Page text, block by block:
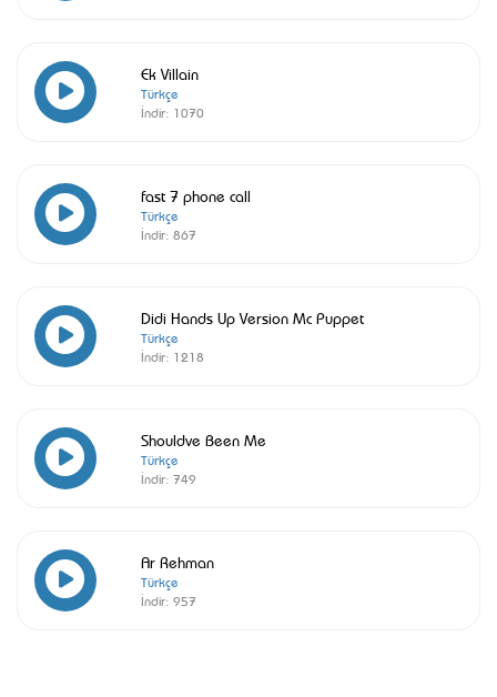
Ek Villain
Türkçe
İndir: 1070
fast 7 phone call
Türkçe
İndir: 867
Didi Hands Up Version Mc Puppet
Türkçe
İndir: 1218
Shouldve Been Me
Türkçe
İndir: 749
Ar Rehman
Türkçe
İndir: 957